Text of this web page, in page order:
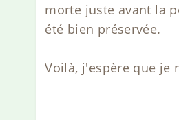
morte juste avant la
été bien préservée.
Voilà, j'espère que